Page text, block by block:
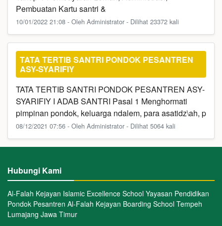
Pembuatan Kartu santri &
10/01/2022 21:08 - Oleh Administrator - Dilihat 23372 kali
TATA TERTIB SANTRI PONDOK PESANTREN
ASY-SYARIFIY
TATA TERTIB SANTRI PONDOK PESANTREN ASY-
SYARIFIY I ADAB SANTRI Pasal 1 Menghormati
pimpinan pondok, keluarga ndalem, para asatidz\ah, p
08/12/2021 07:56 - Oleh Administrator - Dilihat 5064 kali
Hubungi Kami
Al-Falah Kejayan Islamic Excellence School Yayasan Pendidikan
Pondok Pesantren Al-Falah Kejayan Boarding School Tempeh
Lumajang Jawa Timur